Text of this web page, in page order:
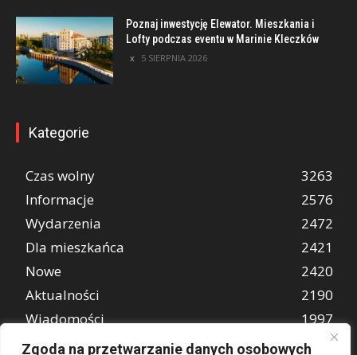
Zgoda na przetwarzanie danych osobowych
Poznaj inwestycję Elewator. Mieszkania i
Lofty podczas eventu w Marinie Kleczków
5 SIERPNIA 2026
Kategorie
Czas wolny
3263
Informacje
2576
Wydarzenia
2472
Dla mieszkańca
2421
Nowe
2420
Aktualności
2190
Wiadomości
1997
REKLAMA
849